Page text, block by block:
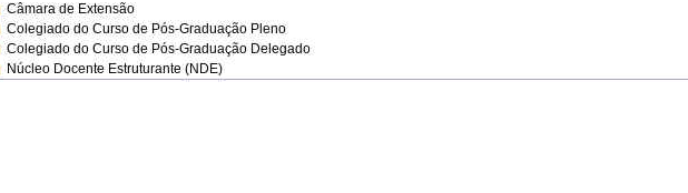
Câmara de Extensão
Colegiado do Curso de Pós-Graduação Pleno
Colegiado do Curso de Pós-Graduação Delegado
Núcleo Docente Estruturante (NDE)